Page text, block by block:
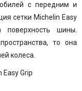
с передним и
сетки Michelin Easy
шины.
то она
колеса.